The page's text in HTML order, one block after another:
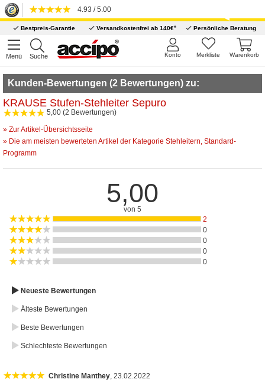
4.93 / 5.00
Bestpreis-Garantie Versandkostenfrei ab 140€* Persönliche Beratung
Menü Suche Warenkorb
Merkliste
Konto
Kunden-Bewertungen (2 Bewertungen) zu:
KRAUSE Stufen-Stehleiter Sepuro
5,00 (2 Bewertungen)
» Zur Artikel-Übersichtsseite
» Die am meisten bewerteten Artikel der Kategorie Stehleitern, Standard-
Programm
5,00
von 5
2
0
0
0
0
Neueste Bewertungen
Älteste Bewertungen
Beste Bewertungen
Schlechteste Bewertungen
Christine Manthey, 23.02.2022